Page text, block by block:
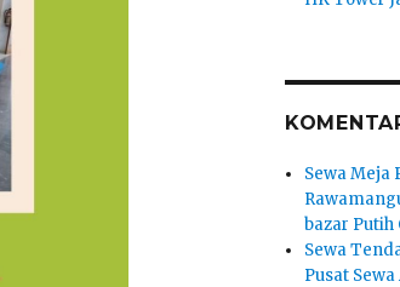
Sewa Meja
bazar Putih
Sewa
Pusat